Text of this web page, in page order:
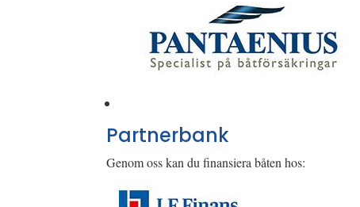
Partnerbank
Genom oss kan du finansiera båten hos: